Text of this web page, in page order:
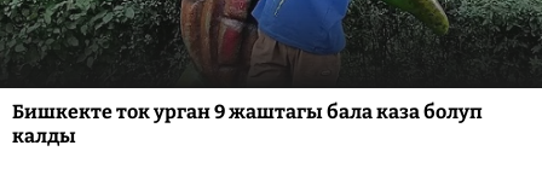
Бишкекте ток урган 9 жаштагы бала каза болуп
калды